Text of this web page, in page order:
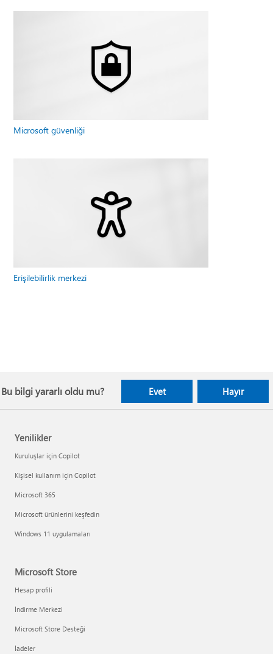
Microsoft güvenliği
Erişilebilirlik merkezi
Bu bilgi yararlı oldu mu? Evet Hayır
Yenilikler
Kuruluşlar için Copilot
Kişisel kullanım için Copilot
Microsoft 365
Microsoft ürünlerini keşfedin
Windows 11 uygulamaları
Microsoft Store
Hesap profili
İndirme Merkezi
Microsoft Store Desteği
İadeler